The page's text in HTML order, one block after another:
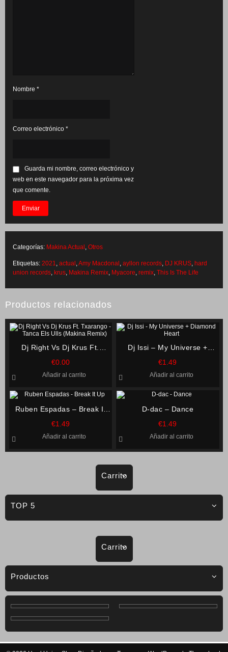
Carrito
TOP 5
Nombre *
Correo electrónico *
Guarda mi nombre, correo electrónico y
web en este navegador para la próxima vez
que comente.
Categorías: Makina Actual Otros
Etiquetas: 2021 actual Amy Macdonal ayllon records DJ KRUS hard
union records krus Makina Remix Myacore remix This Is The Life
Productos relacionados
Dj Right Vs Dj Krus Ft.
Txarango – Tanca Els Ulls
€0.00
Añadir al carrito
Dj Issi – My Universe +
Diamond Heart
€1.49
Añadir al carrito
Ruben Espadas – Break It
Up
€1.49
Añadir al carrito
D-dac – Dance
€1.49
Añadir al carrito
Carrito
Productos